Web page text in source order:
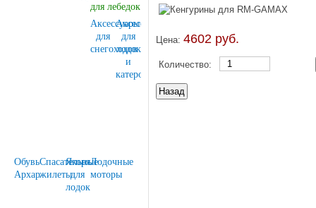
для лебедок
Аксессуары
для
снегоходов
Аксессуары
для
лодок
и
катеров
Обувь
Архар
Спасательные
жилеты
Якоря
для
лодок
Лодочные
моторы
Цена: 4602 руб.
Количество: